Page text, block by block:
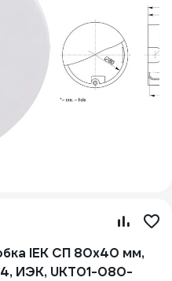
IEK СП 80x40 мм,
ИЭК, UKT01-080-